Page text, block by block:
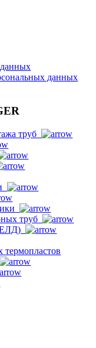
данных
труб
труб